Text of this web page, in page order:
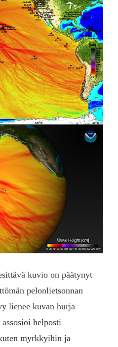
kuvio on päätynyt
pelonlietsonnan
lienee kuvan hurja
helposti
myrkkyihin ja